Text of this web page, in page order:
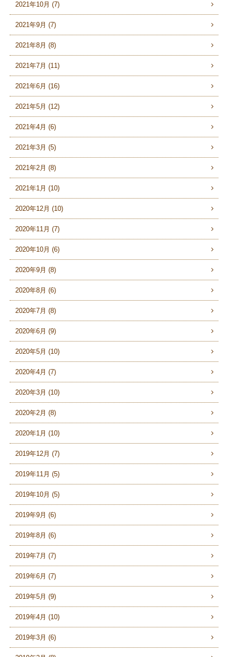
2021年10月 (7)
2021年9月 (7)
2021年8月 (8)
2021年7月 (11)
2021年6月 (16)
2021年5月 (12)
2021年4月 (6)
2021年3月 (5)
2021年2月 (8)
2021年1月 (10)
2020年12月 (10)
2020年11月 (7)
2020年10月 (6)
2020年9月 (8)
2020年8月 (6)
2020年7月 (8)
2020年6月 (9)
2020年5月 (10)
2020年4月 (7)
2020年3月 (10)
2020年2月 (8)
2020年1月 (10)
2019年12月 (7)
2019年11月 (5)
2019年10月 (5)
2019年9月 (6)
2019年8月 (6)
2019年7月 (7)
2019年6月 (7)
2019年5月 (9)
2019年4月 (10)
2019年3月 (6)